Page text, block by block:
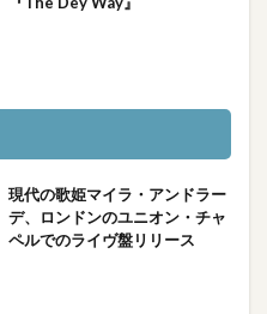
現代の歌姫マイラ・アンドラー
デ、ロンドンのユニオン・チャ
ペルでのライヴ盤リリース